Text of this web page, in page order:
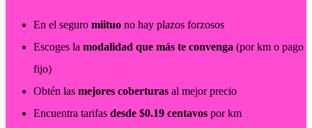
En el seguro miituo no hay plazos forzosos
Escoges la modalidad que más te convenga (por km o pago
fijo)
Obtén las mejores coberturas al mejor precio
Encuentra tarifas desde $0.19 centavos por km